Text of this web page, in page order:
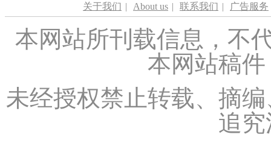
关于我们 | About us | 联系我们 | 广告服务
本网站所刊载信息，不
本网站稿
未经授权禁止转载、摘
追